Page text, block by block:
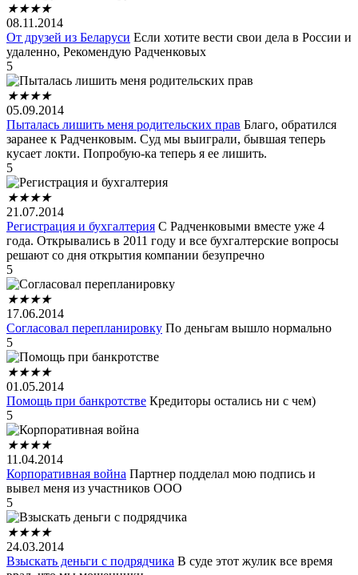
★★★★
08.11.2014
От друзей из Беларуси Если хотите вести свои дела в России и
удаленно, Рекомендую Радченковых
5
★★★★
05.09.2014
Пыталась лишить меня родительских прав Благо, обратился
заранее к Радченковым. Суд мы выиграли, бывшая теперь
кусает локти. Попробую-ка теперь я ее лишить.
5
★★★★
21.07.2014
Регистрация и бухгалтерия С Радченковыми вместе уже 4
года. Открывались в 2011 году и все бухгалтерские вопросы
решают со дня открытия компании безупречно
5
★★★★
17.06.2014
Согласовал перепланировку По деньгам вышло нормально
5
★★★★
01.05.2014
Помощь при банкротстве Кредиторы остались ни с чем)
5
★★★★
11.04.2014
Корпоративная война Партнер подделал мою подпись и
вывел меня из участников ООО
5
★★★★
24.03.2014
Взыскать деньги с подрядчика В суде этот жулик все время